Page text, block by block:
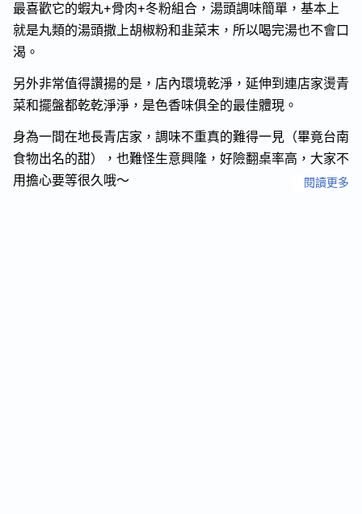
最喜歡它的蝦丸+骨肉+冬粉組合，湯頭調味簡單，基本上
就是丸類的湯頭撒上胡椒粉和韭菜末，所以喝完湯也不會口
渴。
另外非常值得讚揚的是，店內環境乾淨，延伸到連店家燙青
菜和擺盤都乾乾淨淨，是色香味俱全的最佳體現。
身為一間在地長青店家，調味不重真的難得一見（畢竟台南
食物出名的甜），也難怪生意興隆，好險翻桌率高，大家不
用擔心要等很久哦～
閱讀更多